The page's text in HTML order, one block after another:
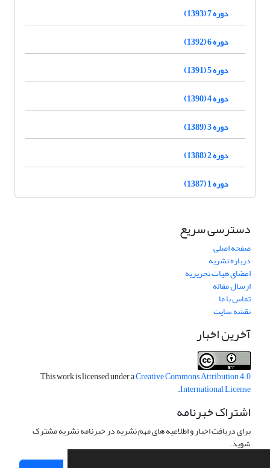
دوره 7 (1393)
دوره 6 (1392)
دوره 5 (1391)
دوره 4 (1390)
دوره 3 (1389)
دوره 2 (1388)
دوره 1 (1387)
دسترسی سریع
صفحه اصلی
درباره نشریه
اعضای هیات تحریریه
ارسال مقاله
تماس با ما
نقشه سایت
آخرین اخبار
This work is licensed under aCreative Commons Attribution 4.0
International License
.
اشتراک خبرنامه
برای دریافت اخبار و اطلاعیه های مهم نشریه در خبرنامه نشریه مشترک
شوید.